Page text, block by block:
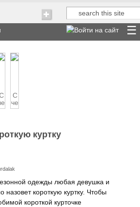
Форма поиска
Поиск
С
чем
носить
куртку
одежды любая девушка и
короткую куртку. Чтобы
короткой курточке